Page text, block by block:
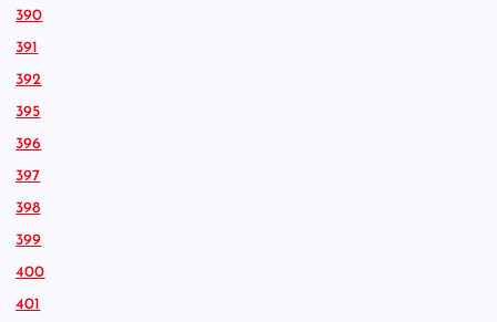
390
391
392
395
396
397
398
399
400
401